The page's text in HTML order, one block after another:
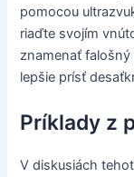
pomocou
riaďte svojím
znamenať
lepšie prísť
Príklady z
V diskusiách